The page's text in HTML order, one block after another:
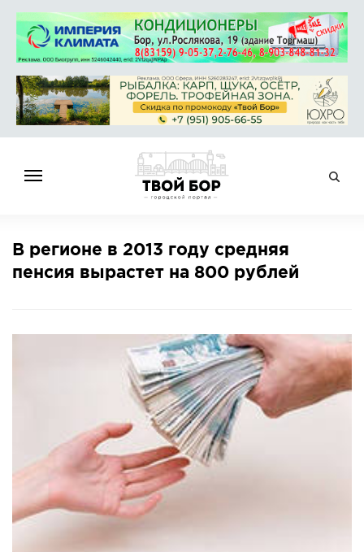
НОВОСТИ
СПРАВОЧНИК
КОНКУРСЫ
СТАТЬИ
ГОЛОСОВАНИЯ
ПРЕДЛОЖИТЬ НОВОСТЬ
В регионе в 2013 году средняя
пенсия вырастет на 800 рублей